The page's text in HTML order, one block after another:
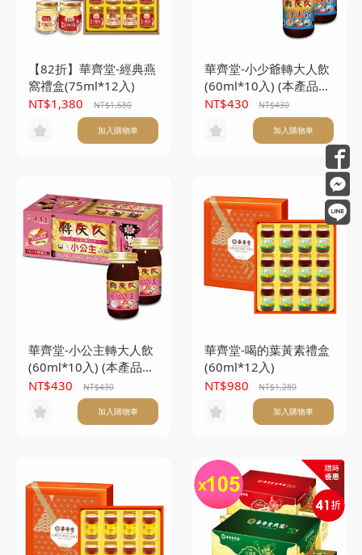
【82折】華齊堂-經典燕
窩禮盒(75ml*12入)
NT$1,380
NT$1,680
加入購物車
華齊堂-小少爺轉大人飲
(60ml*10入) (本產品不
另附提袋)
NT$430 NT$430
加入購物車
華齊堂-小公主轉大人飲
(60ml*10入) (本產品不
另附提袋)
NT$430 NT$430
加入購物車
華齊堂-喝的葉黃素禮盒
(60ml*12入)
NT$980
NT$1,280
加入購物車